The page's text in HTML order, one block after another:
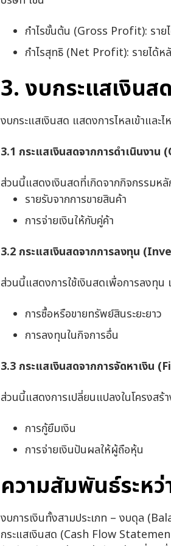
กำไรขั้นต้น (Gross Profit): รา
กำไรสุทธิ (Net Profit): รายได้ห
3. งบกระแสเงิน
งบกระแสเงินสด แสดงการไหลเข้าแล
3.1 กระแสเงินสดจากการดำเนินงาน (
ส่วนนี้แสดงเงินสดที่เกิดจากกิจกรรมหลั
รายรับจากการขายสินค้า
การจ่ายเงินให้กับคู่ค้า
3.2 กระแสเงินสดจากการลงทุน (
ส่วนนี้แสดงการใช้เงินสดเพื่อการลงทุน
การซื้อหรือขายทรัพย์สินระยะยาว
การลงทุนในกิจการอื่น
3.3 กระแสเงินสดจากการจัดหาเงิน (
ส่วนนี้แสดงการเปลี่ยนแปลงในโครงสร้
การกู้ยืมเงิน
การจ่ายเงินปันผลให้ผู้ถือหุ้น
ความสัมพันธ์ระหว่
งบการเงินทั้งสามประเภท – งบดุล
กระแสเงินสด (Cash Flow